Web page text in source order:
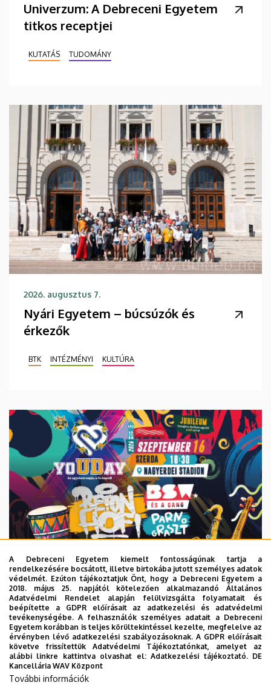
Univerzum: A Debreceni Egyetem
titkos receptjei
KUTATÁS TUDOMÁNY
2026. augusztus 7.
Nyári Egyetem – búcsúzók és
érkezők
BTK INTÉZMÉNYI KULTÚRA
2026. augusztus 6.
Közeleg a 10. yoUDay, hazai sztárok
a láthatáron
HALLGATÓK INTÉZMÉNYI
A Debreceni Egyetem kiemelt fontosságúnak tartja a
rendelkezésére bocsátott, illetve birtokába jutott személyes adatok
védelmét. Ezúton tájékoztatjuk Önt, hogy a Debreceni Egyetem a
2018. május 25. napjától kötelezően alkalmazandó Általános
Adatvédelmi Rendelet alapján felülvizsgálta folyamatait és
beépítette a GDPR előírásait az adatkezelési és adatvédelmi
tevékenységébe. A felhasználók személyes adatait a Debreceni
Egyetem korábban is teljes körültekintéssel kezelte, megfelelve az
érvényben lévő adatkezelési szabályozásoknak. A GDPR előírásait
követve frissítettük Adatvédelmi Tájékoztatónkat, amelyet az
alábbi linkre kattintva olvashat el:Adatkezelési tájékoztató. DE
Kancellária WAV Központ
További információk